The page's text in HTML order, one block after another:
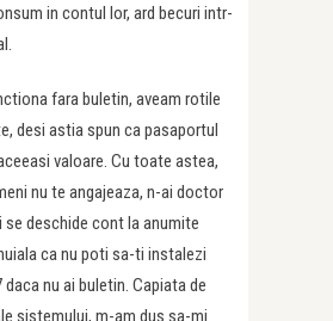
in contul lor, ard becuri intr-
fara buletin, aveam rotile
desi astia spun ca pasaportul
valoare. Cu toate astea,
nu te angajeaza, n-ai doctor
se deschide cont la anumite
ca nu poti sa-ti instalezi
nu ai buletin. Capiata de
sistemului, m-am dus sa-mi